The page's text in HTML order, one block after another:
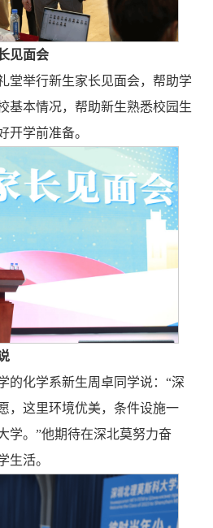
见面会
堂举行新生家长见面会，帮助学
基本情况，帮助新生熟悉校园生
开学前准备。
的化学系新生周卓同学说：“深
，这里环境优美，条件设施一
学。”他期待在深北莫努力奋
生活。